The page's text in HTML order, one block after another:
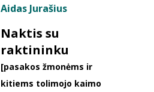
Aidas Jurašius
Naktis su
raktininku
[pasakos žmonėms ir
kitiems tolimojo kaimo